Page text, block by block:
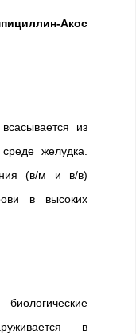
Акос
из
желудка.
(в/м и в/в)
в высоких
в